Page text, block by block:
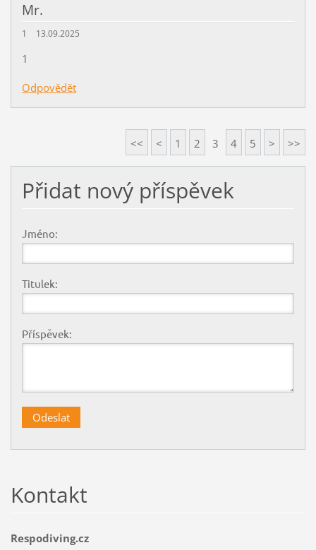
Mr.
1 13.09.2025
1
Odpovědět
<< < 1 2 3 4 5 > >>
Přidat nový příspěvek
Jméno:
Titulek:
Příspěvek:
Kontakt
Respodiving.cz